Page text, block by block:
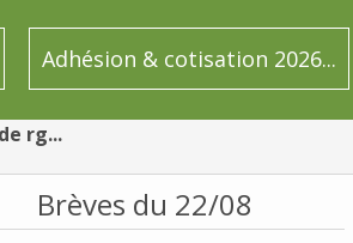
Adhésion & cotisation 2026...
rg...
Brèves du 22/08